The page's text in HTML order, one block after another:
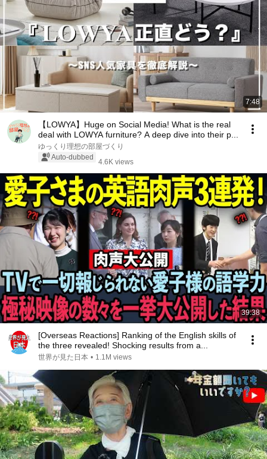
7:48
【LOWYA】Huge on Social Media! What is the real
deal with LOWYA furniture? A deep dive into their p...
ゆっくり理想の部屋づくり
Auto-dubbed
4.6K views
39:38
[Overseas Reactions] Ranking of the English skills of
the three revealed! Shocking results from a...
世界が見た日本 • 1.1M views